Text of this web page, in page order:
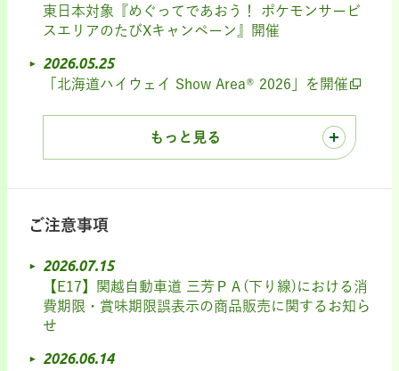
東日本対象『めぐってであおう！ ポケモンサービ
スエリアのたびXキャンペーン』開催
2026.05.25
「北海道ハイウェイ Show Area® 2026」を開催
もっと見る
ご注意事項
2026.07.15
【E17】関越自動車道 三芳ＰＡ(下り線)における消
費期限・賞味期限誤表示の商品販売に関するお知ら
せ
2026.06.14